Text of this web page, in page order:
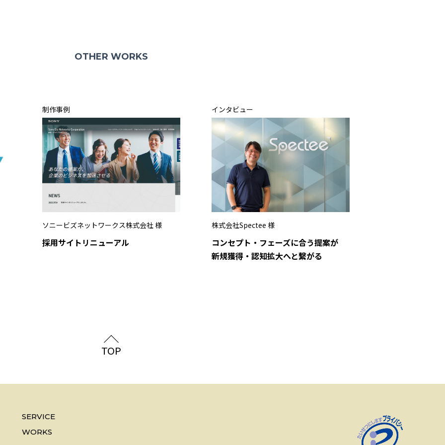
OTHER WORKS
制作事例
ソニービズネットワークス株式会社 様
採用サイトリニューアル
インタビュー
株式会社Spectee 様
コンセプト・フェーズに合う提案が
新規獲得・認知拡大へと繋がる
TOP
SERVICE
WORKS